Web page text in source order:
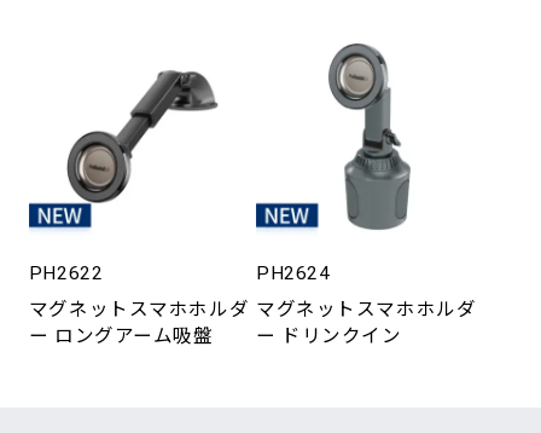
PH2622
マグネットスマホホルダ
ー ロングアーム吸盤
PH2624
マグネットスマホホルダ
ー ドリンクイン